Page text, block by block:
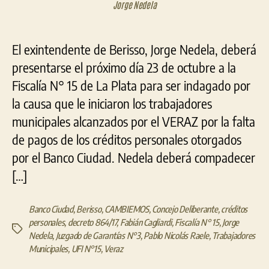
Jorge Nedela
El exintendente de Berisso, Jorge Nedela, deberá
presentarse el próximo día 23 de octubre a la
Fiscalía N° 15 de La Plata para ser indagado por
la causa que le iniciaron los trabajadores
municipales alcanzados por el VERAZ por la falta
de pagos de los créditos personales otorgados
por el Banco Ciudad. Nedela deberá compadecer
[…]
Etiquetas
Banco Ciudad,Berisso,CAMBIEMOS,Concejo Deliberante,créditos
personales, decreto 864/17,Fabián Cagliardi,Fiscalía N° 15,Jorge
Nedela, Juzgado de Garantías N°3,Pablo Nicolás Raele, Trabajadores
Municipales, UFI N°15, Veraz